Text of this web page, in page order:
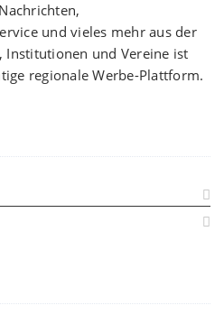
und vieles mehr aus der
Institutionen und Vereine ist
regionale Werbe-Plattform.